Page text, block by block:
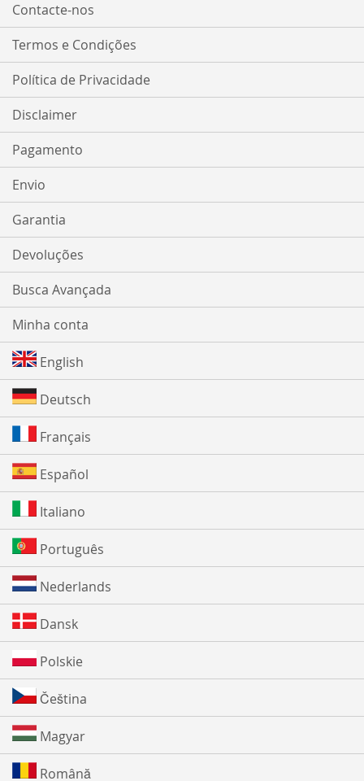
Contacte-nos
Termos e Condições
Política de Privacidade
Disclaimer
Pagamento
Envio
Garantia
Devoluções
Busca Avançada
Minha conta
English
Deutsch
Français
Español
Italiano
Português
Nederlands
Dansk
Polskie
Čeština
Magyar
Română